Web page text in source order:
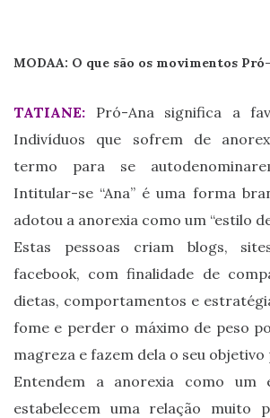
MODAA: O que são os movimentos
TATIANE: Pró-Ana significa a
Indivíduos que sofrem de
termo para se
Intitular-se “Ana” é uma forma
adotou a anorexia como um “estilo
Estas pessoas criam blogs,
facebook, com finalidade de
dietas, comportamentos e
fome e perder o máximo de peso
magreza e fazem dela o seu
Entendem a anorexia como um
estabelecem uma relação muito